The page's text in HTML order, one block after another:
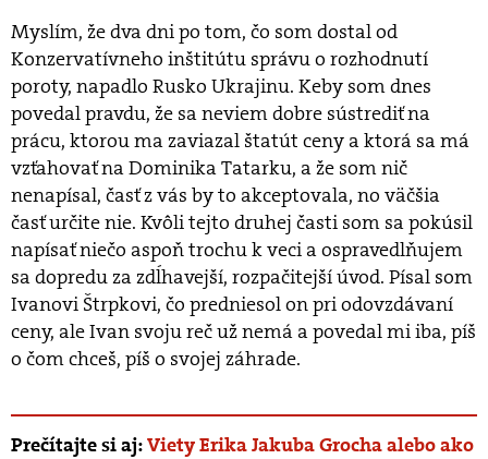
Myslím, že dva dni po tom, čo som dostal od
Konzervatívneho inštitútu správu o rozhodnutí
poroty, napadlo Rusko Ukrajinu. Keby som dnes
povedal pravdu, že sa neviem dobre sústrediť na
prácu, ktorou ma zaviazal štatút ceny a ktorá sa má
vzťahovať na Dominika Tatarku, a že som nič
nenapísal, časť z vás by to akceptovala, no väčšia
časť určite nie. Kvôli tejto druhej časti som sa pokúsil
napísať niečo aspoň trochu k veci a ospravedlňujem
sa dopredu za zdĺhavejší, rozpačitejší úvod. Písal som
Ivanovi Štrpkovi, čo predniesol on pri odovzdávaní
ceny, ale Ivan svoju reč už nemá a povedal mi iba, píš
o čom chceš, píš o svojej záhrade.
Prečítajte si aj:Viety Erika Jakuba Grocha alebo ako